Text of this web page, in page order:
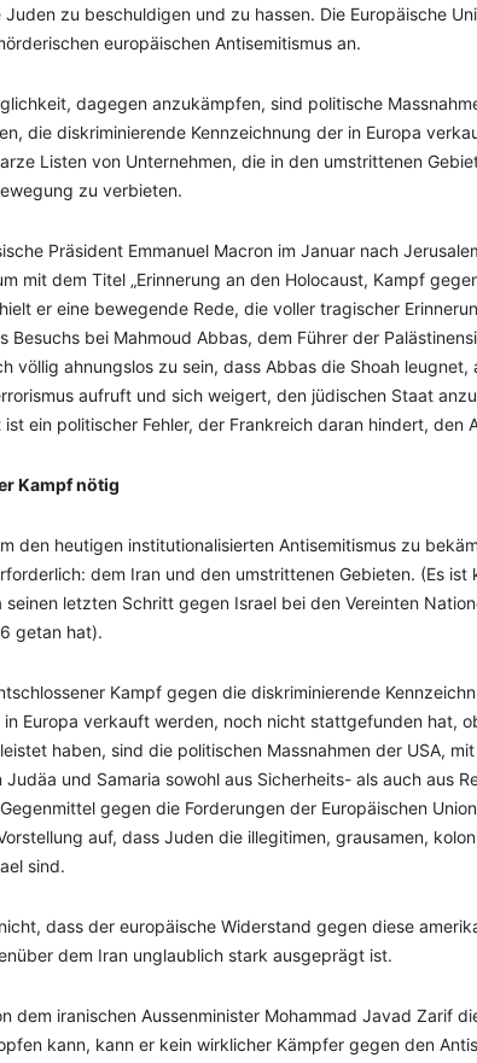
zu beschuldigen und zu hassen. Die Europäische
europäischen Antisemitismus an.
dagegen anzukämpfen, sind politische
die diskriminierende Kennzeichnung der in Europa
Listen von Unternehmen, die in den umstrittenen
zu verbieten.
Präsident Emmanuel Macron im Januar nach
mit dem Titel „Erinnerung an den Holocaust, Kampf
er eine bewegende Rede, die voller tragischer
Besuchs bei Mahmoud Abbas, dem Führer der
völlig ahnungslos zu sein, dass Abbas die Shoah leugnet,
aufruft und sich weigert, den jüdischen Staat
ein politischer Fehler, der Frankreich daran hindert, den
Kampf nötig
den heutigen institutionalisierten Antisemitismus zu
dem Iran und den umstrittenen Gebieten. (Es ist
seinen letzten Schritt gegen Israel bei den Vereinten
getan hat).
Kampf gegen die diskriminierende
in Europa verkauft werden, noch nicht stattgefunden hat,
haben, sind die politischen Massnahmen der USA,
Judäa und Samaria sowohl aus Sicherheits- als auch aus
gegen die Forderungen der Europäischen
auf, dass Juden die illegitimen, grausamen,
sind.
dass der europäische Widerstand gegen diese
dem Iran unglaublich stark ausgeprägt ist.
dem iranischen Aussenminister Mohammad Javad Zarif
kann, kann er kein wirklicher Kämpfer gegen den